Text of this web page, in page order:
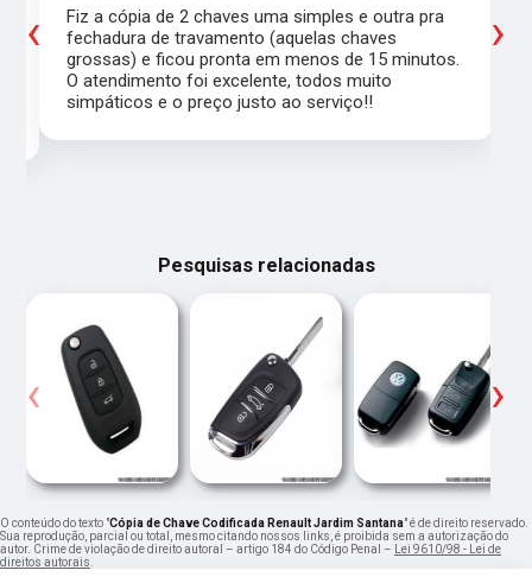
Fiz a cópia de 2 chaves uma simples e outra pra
fechadura de travamento (aquelas chaves
grossas) e ficou pronta em menos de 15 minutos.
O atendimento foi excelente, todos muito
simpáticos e o preço justo ao serviço!!
‹ ›
Pesquisas relacionadas
‹ ›
O conteúdo do texto "Cópia de Chave Codificada Renault Jardim Santana" é de direito reservado.
Sua reprodução, parcial ou total, mesmo citando nossos links, é proibida sem a autorização do
autor. Crime de violação de direito autoral – artigo 184 do Código Penal –
Lei 9610/98 - Lei de
direitos autorais